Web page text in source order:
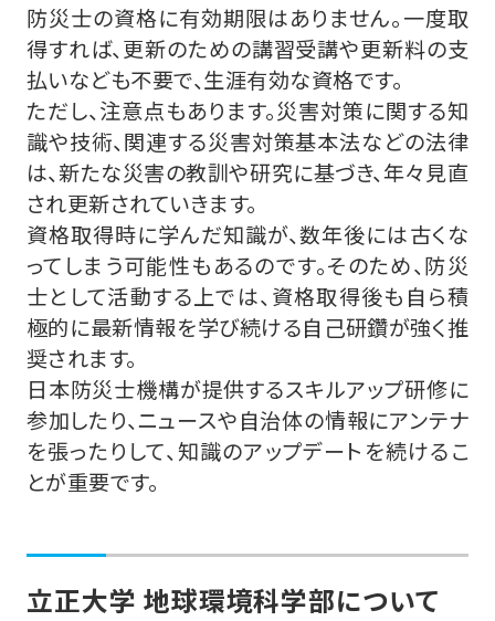
防災士の資格に有効期限はありません。一度取
得すれば、更新のための講習受講や更新料の支
払いなども不要で、生涯有効な資格です。
ただし、注意点もあります。災害対策に関する知
識や技術、関連する災害対策基本法などの法律
は、新たな災害の教訓や研究に基づき、年々見直
され更新されていきます。
資格取得時に学んだ知識が、数年後には古くな
ってしまう可能性もあるのです。そのため、防災
士として活動する上では、資格取得後も自ら積
極的に最新情報を学び続ける自己研鑽が強く推
奨されます。
日本防災士機構が提供するスキルアップ研修に
参加したり、ニュースや自治体の情報にアンテナ
を張ったりして、知識のアップデートを続けるこ
とが重要です。
立正大学 地球環境科学部について